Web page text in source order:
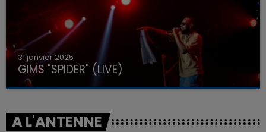
31 janvier 2025
GIMS "SPIDER" (LIVE)
A L'ANTENNE